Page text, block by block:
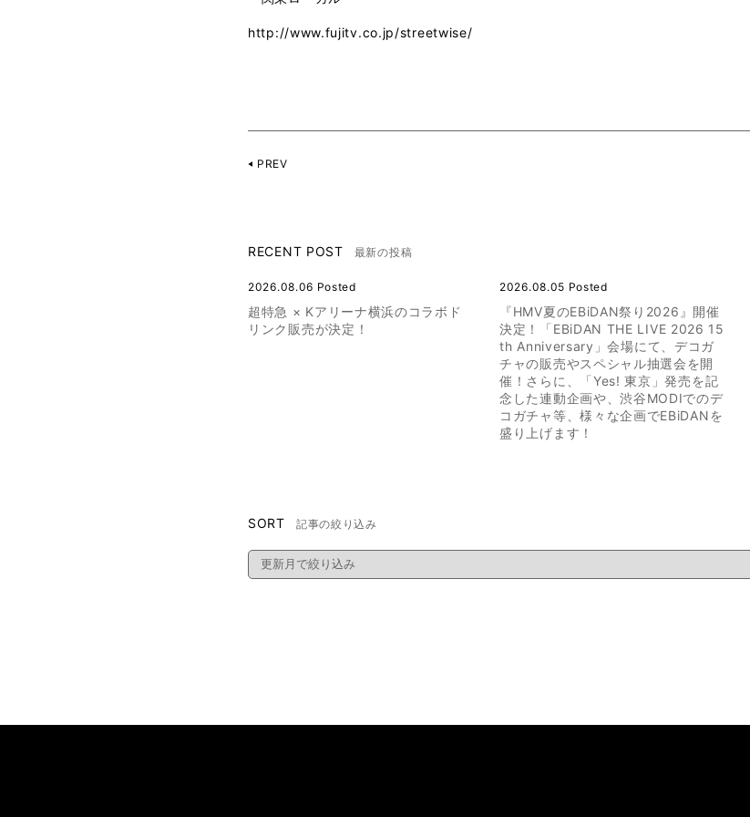
http://www.fujitv.co.jp/streetwise/
PREV
RECENT POST 最新の投稿
2026.08.06 Posted
超特急 × Kアリーナ横浜のコラボド
リンク販売が決定！
2026.08.05 Posted
『HMV夏のEBiDAN祭り2026』開催
決定！「EBiDAN THE LIVE 2026 15
th Anniversary」会場にて、デコガ
チャの販売やスペシャル抽選会を開
催！さらに、「Yes! 東京」発売を記
念した連動企画や、渋谷MODIでのデ
コガチャ等、様々な企画でEBiDANを
盛り上げます！
SORT 記事の絞り込み